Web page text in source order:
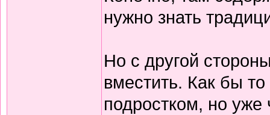
нужно знать
Но с другой
вместить. Как бы
подростком, но уже